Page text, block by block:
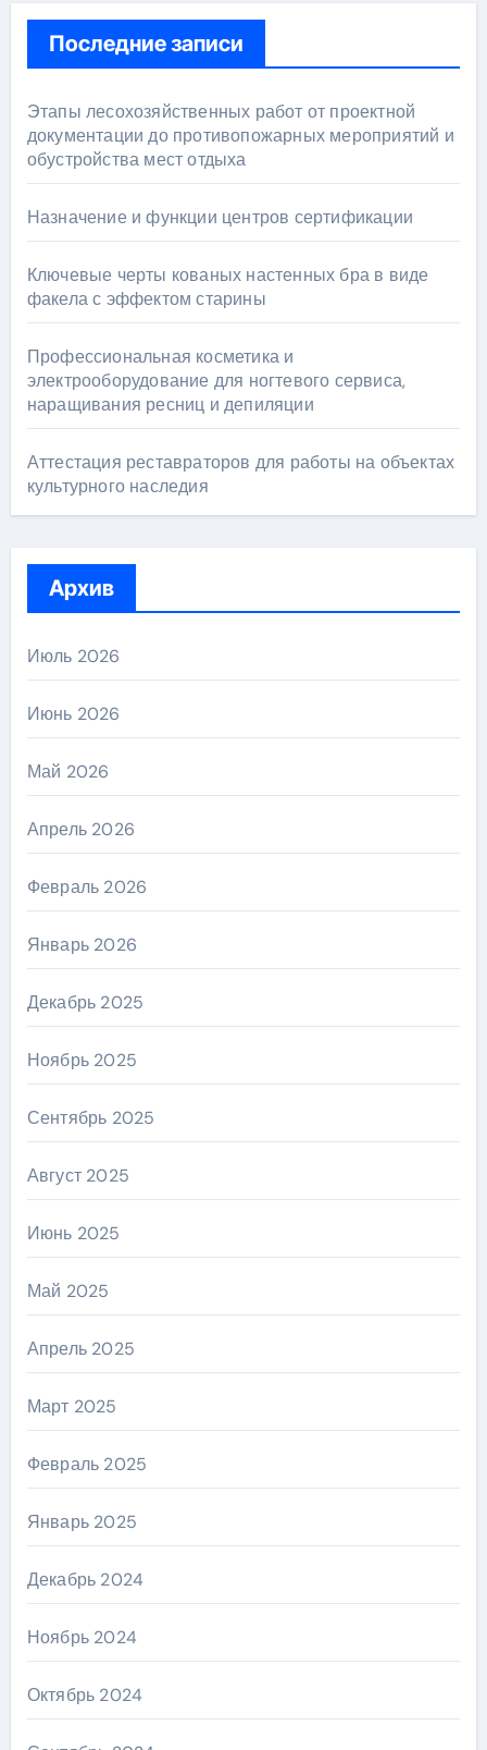
Последние записи
Этапы лесохозяйственных работ от проектной
документации до противопожарных мероприятий и
обустройства мест отдыха
Назначение и функции центров сертификации
Ключевые черты кованых настенных бра в виде
факела с эффектом старины
Профессиональная косметика и
электрооборудование для ногтевого сервиса,
наращивания ресниц и депиляции
Аттестация реставраторов для работы на объектах
культурного наследия
Архив
Июль 2026
Июнь 2026
Май 2026
Апрель 2026
Февраль 2026
Январь 2026
Декабрь 2025
Ноябрь 2025
Сентябрь 2025
Август 2025
Июнь 2025
Май 2025
Апрель 2025
Март 2025
Февраль 2025
Январь 2025
Декабрь 2024
Ноябрь 2024
Октябрь 2024